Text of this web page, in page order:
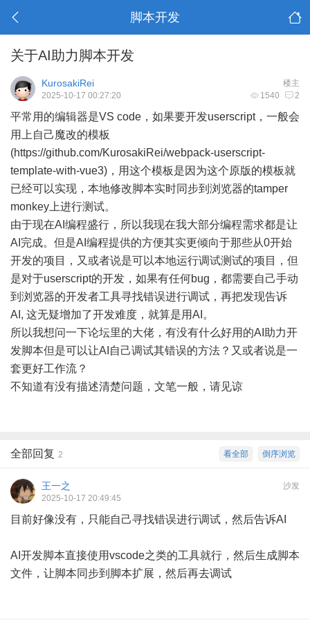
脚本开发
关于AI助力脚本开发
楼主
KurosakiRei
1540 2
2025-10-17 00:27:20
平常用的编辑器是VS code，如果要开发userscript，一般会
用上自己魔改的模板
(https://github.com/KurosakiRei/webpack-userscript-
template-with-vue3)，用这个模板是因为这个原版的模板就
已经可以实现，本地修改脚本实时同步到浏览器的tamper
monkey上进行测试。
由于现在AI编程盛行，所以我现在我大部分编程需求都是让
AI完成。但是AI编程提供的方便其实更倾向于那些从0开始
开发的项目，又或者说是可以本地运行调试测试的项目，但
是对于userscript的开发，如果有任何bug，都需要自己手动
到浏览器的开发者工具寻找错误进行调试，再把发现告诉
AI, 这无疑增加了开发难度，就算是用AI。
所以我想问一下论坛里的大佬，有没有什么好用的AI助力开
发脚本但是可以让AI自己调试其错误的方法？又或者说是一
套更好工作流？
不知道有没有描述清楚问题，文笔一般，请见谅
倒序浏览
看全部
全部回复 2
沙发
王一之
2025-10-17 20:49:45
目前好像没有，只能自己寻找错误进行调试，然后告诉AI
AI开发脚本直接使用vscode之类的工具就行，然后生成脚本
文件，让脚本同步到脚本扩展，然后再去调试